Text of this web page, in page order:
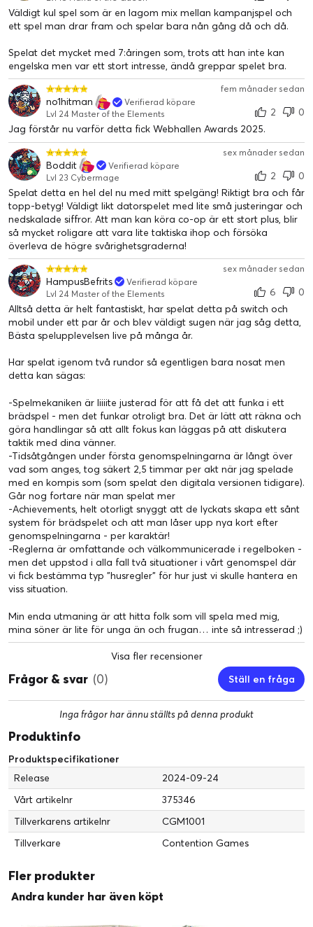
Väldigt kul spel som är en lagom mix mellan kampanjspel och
ett spel man drar fram och spelar bara nån gång då och då.
Spelat det mycket med 7:åringen som, trots att han inte kan
engelska men var ett stort intresse, ändå greppar spelet bra.
fem månader sedan
no1hitman
Verifierad köpare
Lvl 24 Master of the Elements
2
0
Jag förstår nu varför detta fick Webhallen Awards 2025.
sex månader sedan
Boddit
Verifierad köpare
Lvl 23 Cybermage
2
0
Spelat detta en hel del nu med mitt spelgäng! Riktigt bra och får
topp-betyg! Väldigt likt datorspelet med lite små justeringar och
nedskalade siffror. Att man kan köra co-op är ett stort plus, blir
så mycket roligare att vara lite taktiska ihop och försöka
överleva de högre svårighetsgraderna!
sex månader sedan
HampusBefrits
Verifierad köpare
Lvl 24 Master of the Elements
6
0
Alltså detta är helt fantastiskt, har spelat detta på switch och
mobil under ett par år och blev väldigt sugen när jag såg detta,
Bästa spelupplevelsen live på många år.
Har spelat igenom två rundor så egentligen bara nosat men
detta kan sägas:
-Spelmekaniken är liiiite justerad för att få det att funka i ett
brädspel - men det funkar otroligt bra. Det är lätt att räkna och
göra handlingar så att allt fokus kan läggas på att diskutera
taktik med dina vänner.
-Tidsåtgången under första genomspelningarna är långt över
vad som anges, tog säkert 2,5 timmar per akt när jag spelade
med en kompis som (som spelat den digitala versionen tidigare).
Går nog fortare när man spelat mer
-Achievements, helt otorligt snyggt att de lyckats skapa ett sånt
system för brädspelet och att man låser upp nya kort efter
genomspelningarna - per karaktär!
-Reglerna är omfattande och välkommunicerade i regelboken -
men det uppstod i alla fall två situationer i vårt genomspel där
vi fick bestämma typ ”husregler” för hur just vi skulle hantera en
viss situation.
Min enda utmaning är att hitta folk som vill spela med mig,
mina söner är lite för unga än och frugan… inte så intresserad ;)
Visa fler recensioner
Frågor & svar (0) Ställ en fråga
Inga frågor har ännu ställts på denna produkt
Produktinfo
Produktspecifikationer
Release
2024-09-24
Vårt artikelnr
375346
Tillverkarens artikelnr
CGM1001
Tillverkare
Contention Games
Fler produkter
Andra kunder har även köpt